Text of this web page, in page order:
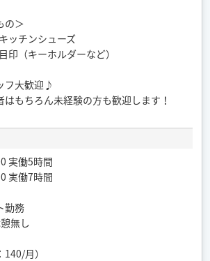
の＞
ッチンシューズ
印（キーホルダーなど）
フ大歓迎♪
もちろん未経験の方も歓迎します！
実働5時間
実働7時間
勤務
無し
140/月）